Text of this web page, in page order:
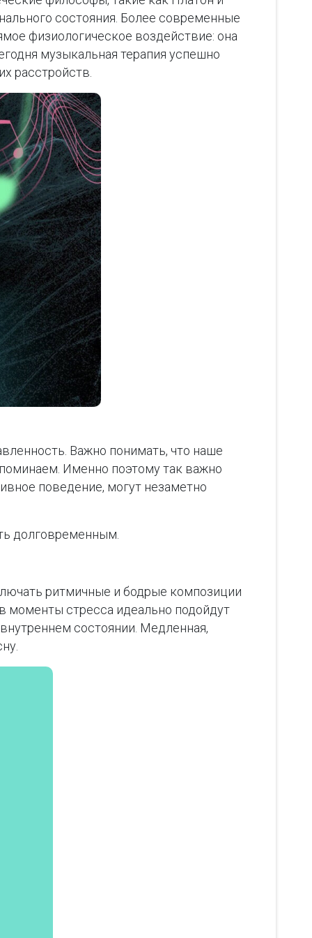
состояния. Более современные
физиологическое воздействие: она
музыкальная терапия успешно
расстройств.
Важно понимать, что наше
Именно поэтому так важно
поведение, могут незаметно
долговременным.
ритмичные и бодрые композиции
моменты стресса идеально подойдут
состоянии. Медленная,